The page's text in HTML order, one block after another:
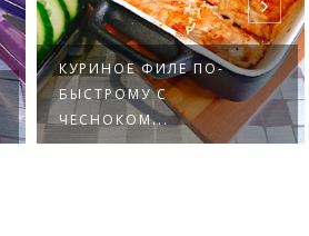
КУРИНОЕ ФИЛЕ ПО-
БЫСТРОМУ С
ЧЕСНОКОМ...